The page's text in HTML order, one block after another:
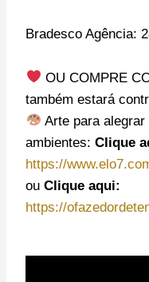
Bradesco Agência:
OU COMPRE
também estará
Arte para
ambientes:Clique
https://
ouClique aqui:
https://